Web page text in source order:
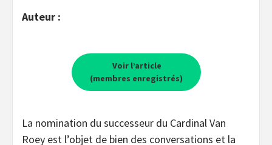
Auteur :
Voir l’article
(membres enregistrés)
La nomination du successeur du Cardinal Van
Roey est l’objet de bien des conversations et la